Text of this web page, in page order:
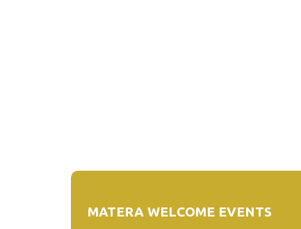
MATERA WELCOME EVENTS